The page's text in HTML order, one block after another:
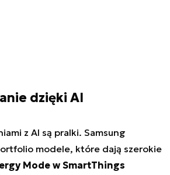
dzięki AI
z AI są pralki. Samsung
modele, które dają szerokie
Mode w SmartThings